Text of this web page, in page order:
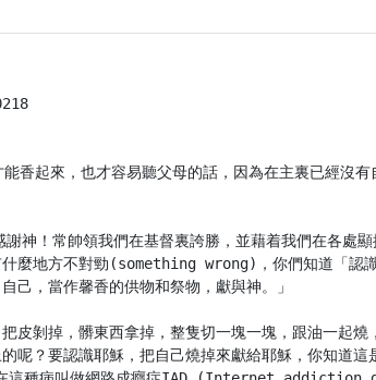
香起來，也才容易聽父母的話，因為在主裏已經沒有
神！常帥領我們在基督裏誇勝，並藉着我們在各處
麼地方不對勁(something wrong)，你們知道「認
己，當作馨香的供物和祭物，獻與神。」
皮剝掉，髒東西拿掉，整隻切一塊一塊，跟油一起
呢？要認識耶穌，把自己燒掉來獻給耶穌，你知道